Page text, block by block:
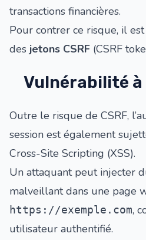
transactions financières.
Pour contrer ce risque, il
des jetons CSRF (CSRF
Vulnérabilité à
Outre le risque de CSRF,
session est également
Cross-Site Scripting (XSS).
Un attaquant peut injecter
malveillant dans une page
https://exemple.com,
utilisateur authentifié.